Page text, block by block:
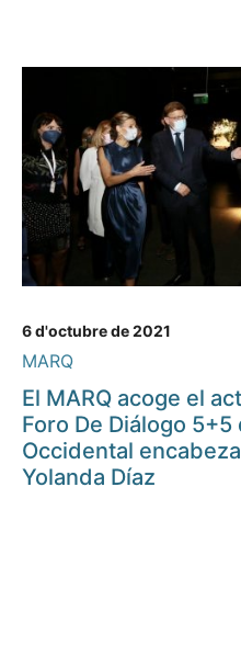
6 d'octubre de 2021
MARQ
El MARQ acoge el
Foro De Diálogo
Occidental
Yolanda Díaz